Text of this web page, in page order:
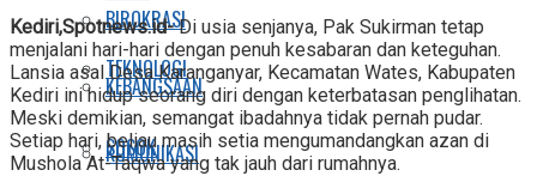
BIROKRASI
KEBANGSAAN
KOMUNIKASI
TEKNOLOGI
SOSOK
Share
Kediri,Spotnews.id-Di usia senjanya, Pak Sukirman tetap
menjalani hari-hari dengan penuh kesabaran dan keteguhan.
Lansia asal Desa Karanganyar, Kecamatan Wates, Kabupaten
Kediri ini hidup seorang diri dengan keterbatasan penglihatan.
Meski demikian, semangat ibadahnya tidak pernah pudar.
Setiap hari, beliau masih setia mengumandangkan azan di
Mushola At-Taqwa yang tak jauh dari rumahnya.